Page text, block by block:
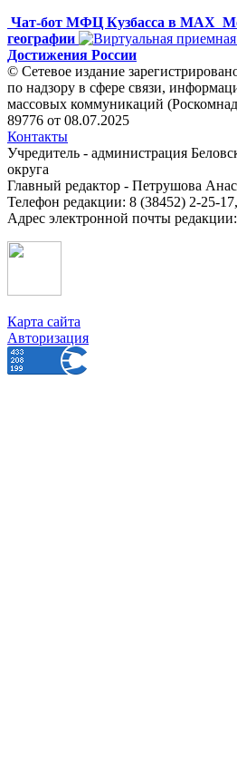
Чат-бот МФЦ Кузбасса в MAX
географии
Достижения России
© Сетевое издание
по надзору в сфере связи,
массовых коммуникаций
89776 от 08.07.2025
Контакты
Учредитель - администрация
округа
Главный редактор - Петрушова
Телефон редакции: 8 (38452) 2-25-17,
Адрес электронной почты редакции:
Карта сайта
Авторизация